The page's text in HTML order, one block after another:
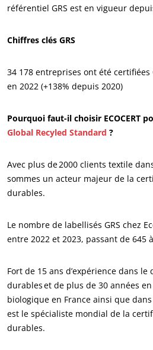
NOS SECTEURS D'ACTIVITÉ
Cosmétique
Textile
Produits de la maison
Matériaux durables
référentiel GRS est en vigueur
Chiffres clés GRS
34 178 entreprises ont été certifiées
en 2022 (+138% depuis 2020)
Pourquoi faut-il choisir ECOCERT
Global Recyled Standard ?
Avec plus de 2000 clients textile
sommes un acteur majeur de la
durables.
Le nombre de labellisés GRS chez
entre 2022 et 2023, passant de 645
Fort de 15 ans d’expérience dans
durables et de plus de 30 années
biologique en France ainsi que
est le spécialiste mondial de la
durables.